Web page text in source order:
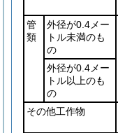
管
類
外径が0.4メー
トル未満のも
の
外径が0.4メー
トル以上のも
の
その他工作物